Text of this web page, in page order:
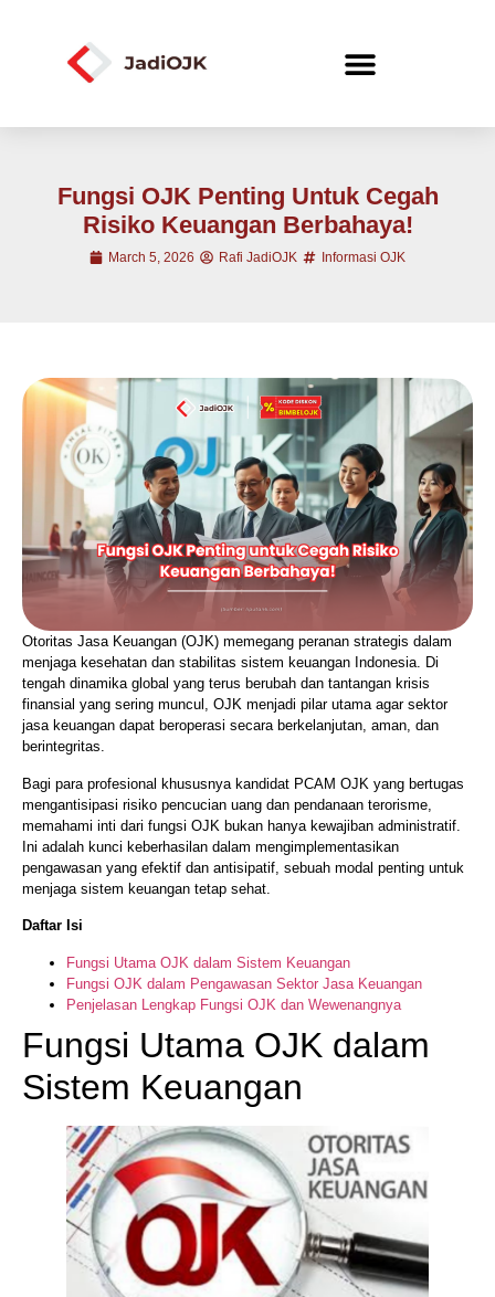
Fungsi OJK Penting Untuk Cegah
Risiko Keuangan Berbahaya!
March 5, 2026 Rafi JadiOJK Informasi OJK
Otoritas Jasa Keuangan (OJK) memegang peranan strategis dalam
menjaga kesehatan dan stabilitas sistem keuangan Indonesia. Di
tengah dinamika global yang terus berubah dan tantangan krisis
finansial yang sering muncul, OJK menjadi pilar utama agar sektor
jasa keuangan dapat beroperasi secara berkelanjutan, aman, dan
berintegritas.
Bagi para profesional khususnya kandidat PCAM OJK yang bertugas
mengantisipasi risiko pencucian uang dan pendanaan terorisme,
memahami inti dari fungsi OJK bukan hanya kewajiban administratif.
Ini adalah kunci keberhasilan dalam mengimplementasikan
pengawasan yang efektif dan antisipatif, sebuah modal penting untuk
menjaga sistem keuangan tetap sehat.
Daftar Isi
Fungsi Utama OJK dalam Sistem Keuangan
Fungsi OJK dalam Pengawasan Sektor Jasa Keuangan
Penjelasan Lengkap Fungsi OJK dan Wewenangnya
Fungsi Utama OJK dalam
Sistem Keuangan